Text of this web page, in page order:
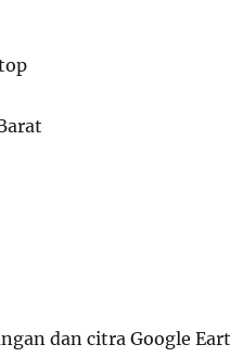
dan citra Google